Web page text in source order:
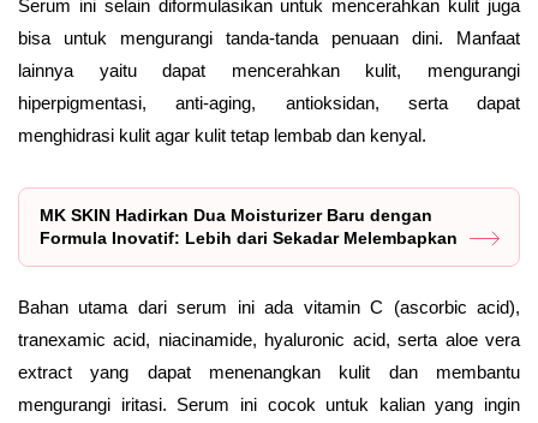
Serum ini selain diformulasikan untuk mencerahkan kulit juga
bisa untuk mengurangi tanda-tanda penuaan dini. Manfaat
lainnya yaitu dapat mencerahkan kulit, mengurangi
hiperpigmentasi, anti-aging, antioksidan, serta dapat
menghidrasi kulit agar kulit tetap lembab dan kenyal.
MK SKIN Hadirkan Dua Moisturizer Baru dengan
Formula Inovatif: Lebih dari Sekadar Melembapkan
Bahan utama dari serum ini ada vitamin C (ascorbic acid),
tranexamic acid, niacinamide, hyaluronic acid, serta aloe vera
extract yang dapat menenangkan kulit dan membantu
mengurangi iritasi. Serum ini cocok untuk kalian yang ingin